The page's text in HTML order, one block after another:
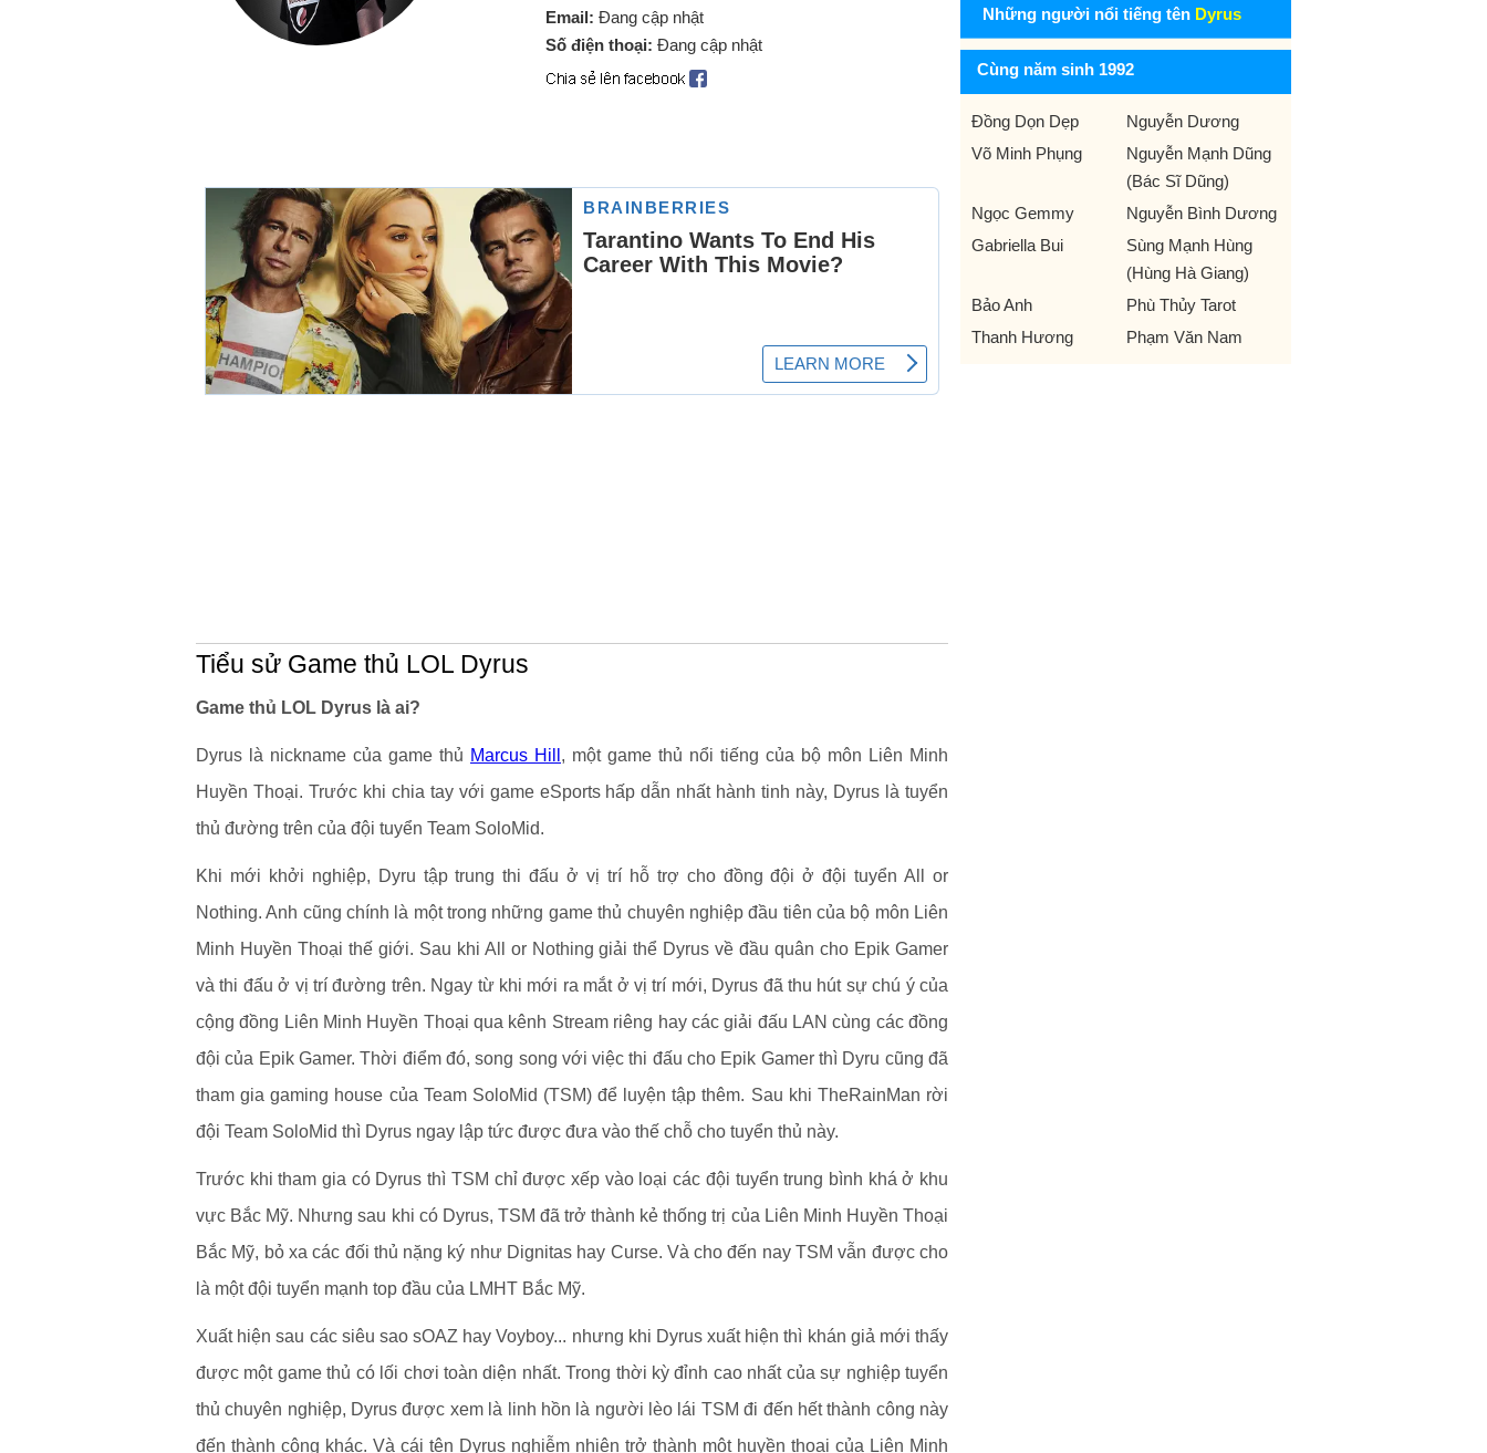
Email: Đang cập nhật
Số điện thoại: Đang cập nhật
Tiểu sử Game thủ LOL Dyrus
Game thủ LOL Dyrus là ai?
Dyrus là nickname của game thủ Marcus Hill , một game thủ nổi tiếng của bộ môn Liên Minh
Huyền Thoại. Trước khi chia tay với game eSports hấp dẫn nhất hành tinh này, Dyrus là tuyển
thủ đường trên của đội tuyển Team SoloMid.
Khi mới khởi nghiệp, Dyru tập trung thi đấu ở vị trí hỗ trợ cho đồng đội ở đội tuyển All or
Nothing. Anh cũng chính là một trong những game thủ chuyên nghiệp đầu tiên của bộ môn Liên
Minh Huyền Thoại thế giới. Sau khi All or Nothing giải thể Dyrus về đầu quân cho Epik Gamer
và thi đấu ở vị trí đường trên. Ngay từ khi mới ra mắt ở vị trí mới, Dyrus đã thu hút sự chú ý của
cộng đồng Liên Minh Huyền Thoại qua kênh Stream riêng hay các giải đấu LAN cùng các đồng
đội của Epik Gamer. Thời điểm đó, song song với việc thi đấu cho Epik Gamer thì Dyru cũng đã
tham gia gaming house của Team SoloMid (TSM) để luyện tập thêm. Sau khi TheRainMan rời
đội Team SoloMid thì Dyrus ngay lập tức được đưa vào thế chỗ cho tuyển thủ này.
Trước khi tham gia có Dyrus thì TSM chỉ được xếp vào loại các đội tuyển trung bình khá ở khu
vực Bắc Mỹ. Nhưng sau khi có Dyrus, TSM đã trở thành kẻ thống trị của Liên Minh Huyền Thoại
Bắc Mỹ, bỏ xa các đối thủ nặng ký như Dignitas hay Curse. Và cho đến nay TSM vẫn được cho
là một đội tuyển mạnh top đầu của LMHT Bắc Mỹ.
Xuất hiện sau các siêu sao sOAZ hay Voyboy... nhưng khi Dyrus xuất hiện thì khán giả mới thấy
được một game thủ có lối chơi toàn diện nhất. Trong thời kỳ đỉnh cao nhất của sự nghiệp tuyển
thủ chuyên nghiệp, Dyrus được xem là linh hồn là người lèo lái TSM đi đến hết thành công này
đến thành công khác. Và cái tên Dyrus nghiễm nhiên trở thành một huyền thoại của Liên Minh
Những người nổi tiếng tên Dyrus
Cùng năm sinh 1992
Đồng Dọn Dẹp
Nguyễn Dương
Võ Minh Phụng
Nguyễn Mạnh Dũng
(Bác Sĩ Dũng)
Ngọc Gemmy
Nguyễn Bình Dương
Gabriella Bui
Sùng Mạnh Hùng
(Hùng Hà Giang)
Bảo Anh
Phù Thủy Tarot
Thanh Hương
Phạm Văn Nam